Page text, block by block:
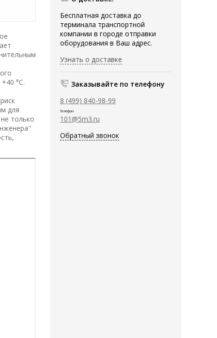
Бесплатная доставка до
терминала транспортной
компании в городе отправки
оборудования в Ваш адрес.
Узнать о доставке
Заказывайте по телефону
8 (499) 840-98-99
Телефон
101@5m3.ru
Обратный звонок
°C.
для
только